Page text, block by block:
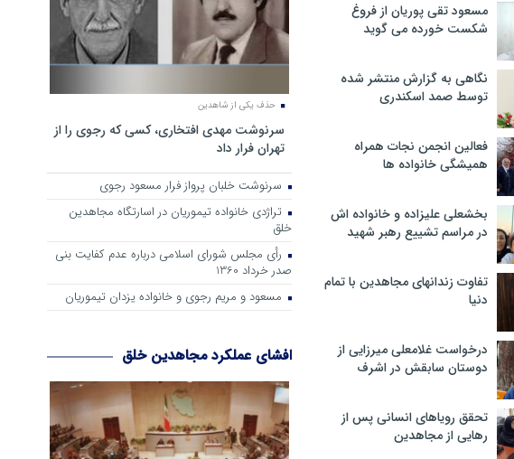
مسعود تقی پوریان از فروغ
شکست خورده می گوید
نگاهی به گزارش منتشر شده
توسط صمد اسکندری
فعالین انجمن نجات همراه
همیشگی خانواده ها
بخشعلی علیزاده و خانواده اش
در مراسم تشییع رهبر شهید
تفاوت زندانهای مجاهدین با تمام
دنیا
درخواست غلامعلی میرزایی از
دوستان سابقش در اشرف
تحقق رویاهای انسانی پس از
رهایی از مجاهدین
حذف یکی از شاهدین
سرنوشت مهدی افتخاری، کسی که رجوی را از
تهران فرار داد
سرنوشت خلبان پرواز فرار مسعود رجوی
تراژدی خانواده تیموریان در اسارتگاه مجاهدین
خلق
رأی مجلس شورای اسلامی درباره عدم كفایت بنی
صدر خرداد 1360
مسعود و مریم رجوی و خانواده یزدان تیموریان
افشای عملکرد مجاهدین خلق